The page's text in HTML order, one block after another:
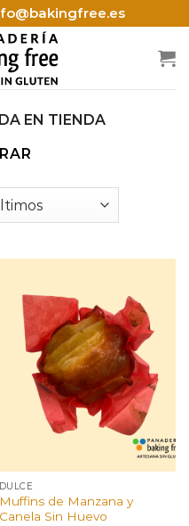
EN TIENDA
DULCE
Muffins de Manzana y
Canela Sin Huevo